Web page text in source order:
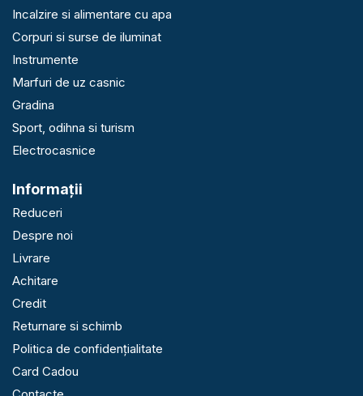
Incalzire si alimentare cu apa
Corpuri si surse de iluminat
Instrumente
Marfuri de uz casnic
Gradina
Sport, odihna si turism
Electrocasnice
Informaţii
Reduceri
Despre noi
Livrare
Achitare
Credit
Returnare si schimb
Politica de confidențialitate
Card Cadou